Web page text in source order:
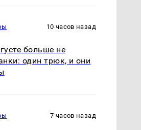
10 часов назад
больше не
один трюк, и они
7 часов назад